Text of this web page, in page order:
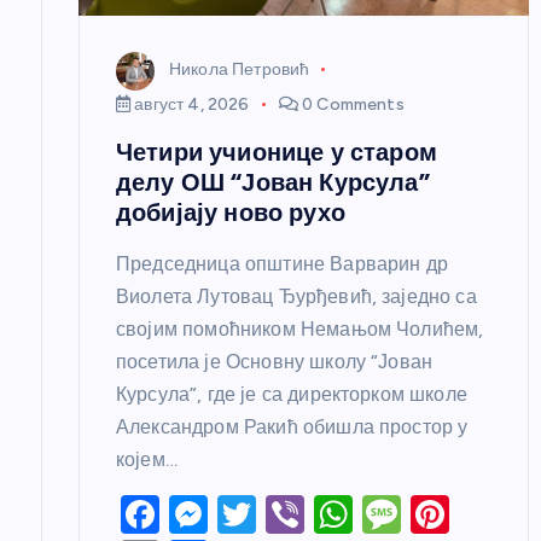
Никола Петровић
август 4, 2026
0 Comments
Четири учионице у старом
делу ОШ “Јован Курсула”
добијају ново рухо
Председница општине Варварин др
Виолета Лутовац Ђурђевић, заједно са
својим помоћником Немањом Чолићем,
посетила је Основну школу “Јован
Курсула”, где је са директорком школе
Александром Ракић обишла простор у
којем…
F
M T
Vi W M